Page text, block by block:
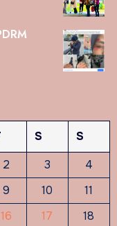
S
S
2 3
4
9 10
11
16 17
18